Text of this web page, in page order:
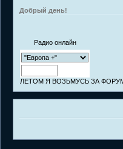
Добрый день!
Радио онлайн
ЛЕТОМ Я ВОЗЬМУСЬ ЗА